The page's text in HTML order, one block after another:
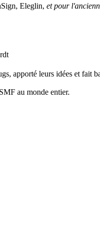
Eleglin, et pour
apporté leurs idées et fait
au monde entier.